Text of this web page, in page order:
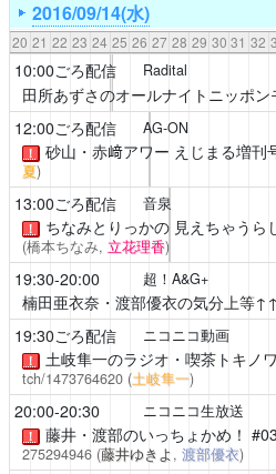
2016/09/14(水)
20 21 22 23 24 25 26 27 28 29 30 31 32
10:00ごろ配信 Radital
田所あずさのオールナイトニッポン
12:00ごろ配信 AG-ON
！ 砂山・赤﨑アワー えじまる増刊
夏)
13:00ごろ配信 音泉
！ ちなみとりっかの 見えちゃうら
(橋本ちなみ, 立花理香)
19:30-20:00 超！A&G+
楠田亜衣奈・渡部優衣の気分上等↑↑
19:30ごろ配信 ニコニコ動画
！ 土岐隼一のラジオ・喫茶トキノワ
tch/1473764620 (土岐隼一)
20:00-20:30 ニコニコ生放送
！ 藤井・渡部のいっちょかめ！ #03
275294946 (藤井ゆきよ, 渡部優衣)